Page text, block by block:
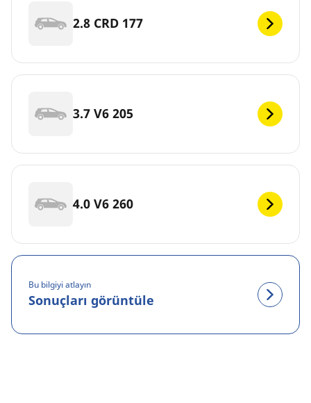
2.8 CRD 177
3.7 V6 205
4.0 V6 260
Bu bilgiyi atlayın
Sonuçları görüntüle